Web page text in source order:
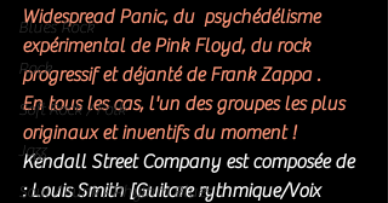
Blues Rock
Rock
Soft Rock / Folk
Jazz
Soul / Funk / Rhythm Blues
Widespread Panic, du  psychédélisme
expérimental de Pink Floyd, du rock
progressif et déjanté de Frank Zappa .
En tous les cas, l'un des groupes les plus
originaux et inventifs du moment !
Kendall Street Company est composée de
: Louis Smith [Guitare rythmique/Voix